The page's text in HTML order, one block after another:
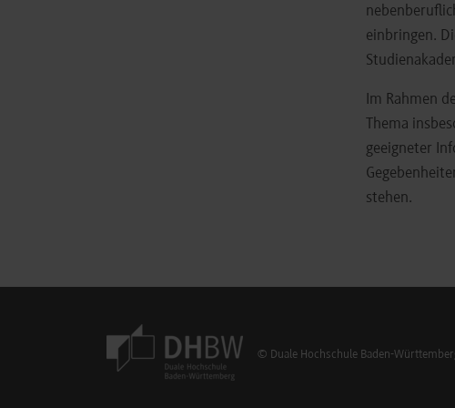
einbringen.
Im Rahmen
Thema
geeigneter
stehen.
Footer Meta Navigation
© Duale Hochschule Baden-